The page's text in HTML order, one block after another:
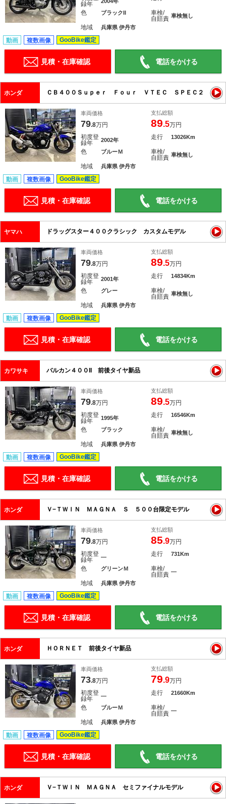
録年
色 ブラックII
車検/
自賠責 車検無し
地域 兵庫県 伊丹市
動画 複数画像 GooBike鑑定
見積・在庫確認 電話をかける
ホンダ ＣＢ４００Ｓｕｐｅｒ Ｆｏｕｒ ＶＴＥＣ ＳＰＥＣ２
車両価格
79.8万円
支払総額
89.5万円
初度登
録年
2002年 走行 13026Km
色 ブルーＭ
車検/
自賠責 車検無し
地域 兵庫県 伊丹市
動画 複数画像 GooBike鑑定
見積・在庫確認 電話をかける
ヤマハ ドラッグスター４００クラシック カスタムモデル
車両価格
79.8万円
支払総額
89.5万円
初度登
録年
2001年 走行 14834Km
色 グレー
車検/
自賠責 車検無し
地域 兵庫県 伊丹市
動画 複数画像 GooBike鑑定
見積・在庫確認 電話をかける
カワサキ バルカン４００II 前後タイヤ新品
車両価格
79.8万円
支払総額
89.5万円
初度登
録年
1995年 走行 16546Km
色 ブラック
車検/
自賠責 車検無し
地域 兵庫県 伊丹市
動画 複数画像 GooBike鑑定
見積・在庫確認 電話をかける
ホンダ Ｖ−ＴＷＩＮ ＭＡＧＮＡ Ｓ ５００台限定モデル
車両価格
79.8万円
支払総額
85.9万円
初度登
録年
― 走行 731Km
色 グリーンＭ
車検/
自賠責 ―
地域 兵庫県 伊丹市
動画 複数画像 GooBike鑑定
見積・在庫確認 電話をかける
ホンダ ＨＯＲＮＥＴ 前後タイヤ新品
車両価格
73.8万円
支払総額
79.9万円
初度登
録年
― 走行 21660Km
色 ブルーＭ
車検/
自賠責 ―
地域 兵庫県 伊丹市
動画 複数画像 GooBike鑑定
見積・在庫確認 電話をかける
ホンダ Ｖ−ＴＷＩＮ ＭＡＧＮＡ セミファイナルモデル